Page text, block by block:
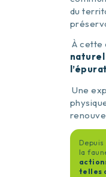
du
À cette
naturel
Une
Depuis
la
telles